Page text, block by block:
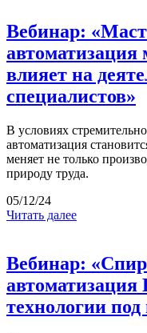
Вебинар:
автоматизация
влияет на
специалистов»
В условиях
автоматизация
меняет не только
природу труда.
05/12/24
Читать далее
Вебинар:
автоматизация
технологии